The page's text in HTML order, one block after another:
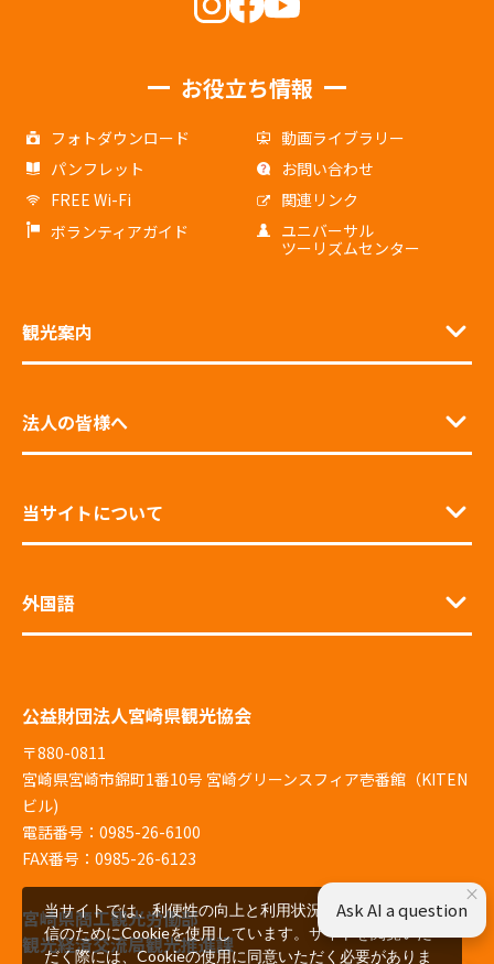
お役立ち情報
フォトダウンロード
動画ライブラリー
パンフレット
お問い合わせ
FREE Wi-Fi
関連リンク
ボランティアガイド
ユニバーサル
ツーリズムセンター
観光案内
法人の皆様へ
当サイトについて
外国語
公益財団法人宮崎県観光協会
〒880-0811
宮崎県宮崎市錦町1番10号 宮崎グリーンスフィア壱番館（KITEN
ビル)
電話番号：0985-26-6100
FAX番号：0985-26-6123
宮崎県商工観光労働部
観光経済交流局観光推進課
当サイトでは、利便性の向上と利用状況の解析、広告配
信のためにCookieを使用しています。サイトを閲覧いた
だく際には、Cookieの使用に同意いただく必要がありま
×
Ask AI a question